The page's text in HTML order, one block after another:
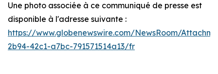
Une photo associée à ce communiqué de presse est
disponible à l'adresse suivante :
https://www.globenewswire.com/NewsRoom/
2b94-42c1-a7bc-791571514a13/fr